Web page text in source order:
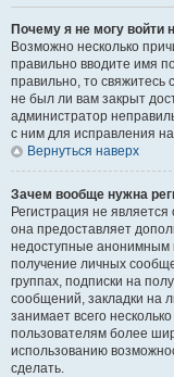
Почему я не могу войти
Возможно несколько
правильно вводите имя
правильно, то
не был ли вам закрыт
администратор
с ним для исправления
Вернуться наверх
Зачем вообще нужна
Регистрация не
она предоставляет
недоступные анонимным
получение личных
группах, подписки на
сообщений, закладки на
занимает всего
пользователям более
использованию
сделать.